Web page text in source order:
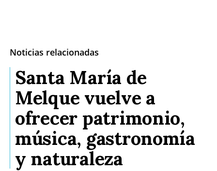
Noticias relacionadas
Santa María de
Melque vuelve a
ofrecer patrimonio,
música, gastronomía
y naturaleza